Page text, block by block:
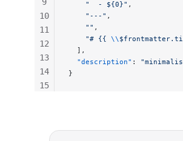
    "  - ${0}"
,
    "---"
,
    ""
,
    "# {{
\\
  ],
  "description"
:
}
10
11
12
13
14
15